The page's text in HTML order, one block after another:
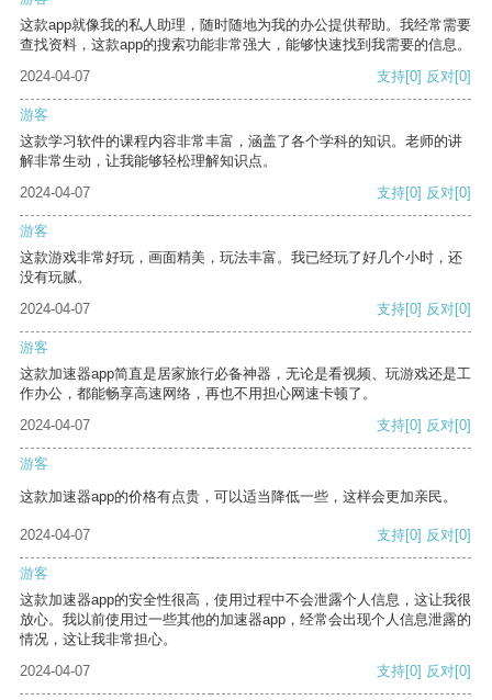
这款app就像我的私人助理，随时随地为我的办公提供帮助。我经常需要
查找资料，这款app的搜索功能非常强大，能够快速找到我需要的信息。
2024-04-07
支持[0] 反对[0]
游客
这款学习软件的课程内容非常丰富，涵盖了各个学科的知识。老师的讲
解非常生动，让我能够轻松理解知识点。
2024-04-07
支持[0] 反对[0]
游客
这款游戏非常好玩，画面精美，玩法丰富。我已经玩了好几个小时，还
没有玩腻。
2024-04-07
支持[0] 反对[0]
游客
这款加速器app简直是居家旅行必备神器，无论是看视频、玩游戏还是工
作办公，都能畅享高速网络，再也不用担心网速卡顿了。
2024-04-07
支持[0] 反对[0]
游客
这款加速器app的价格有点贵，可以适当降低一些，这样会更加亲民。
2024-04-07 支持[0] 反对[0]
游客
这款加速器app的安全性很高，使用过程中不会泄露个人信息，这让我很
放心。我以前使用过一些其他的加速器app，经常会出现个人信息泄露的
情况，这让我非常担心。
2024-04-07
支持[0] 反对[0]